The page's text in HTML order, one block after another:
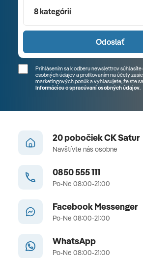
8 kategórií
Odoslať
Prihlásením sa k odberu newslettrov
osobných údajov a profilovaním na účely
marketingových ponúk a vyhlasujete, že ste sa
Informáciou o spracúvaní osobných údajov.
20 pobočiek CK Satur
Navštívte nás osobne
0850 555 111
Po-Ne 08:00-21:00
Facebook Messenger
Po-Ne 08:00-21:00
WhatsApp
Po-Ne 08:00-21:00